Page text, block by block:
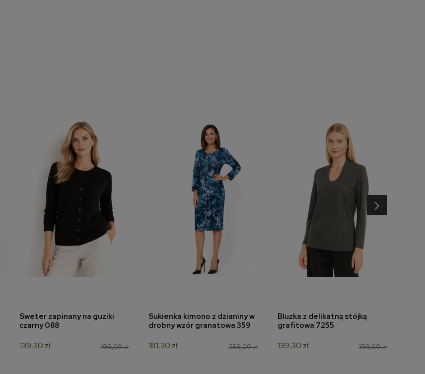
dodaj do koszyka
Sweter zapinany na guziki
czarny 088
199,00 zł
139,30 zł
dodaj do koszyka
Sukienka kimono z dzianiny w
drobny wzór granatowa 359
259,00 zł
181,30 zł
dodaj do koszyka
Bluzka z delikatną stójką
grafitowa 7255
199,00 zł
139,30 zł
›